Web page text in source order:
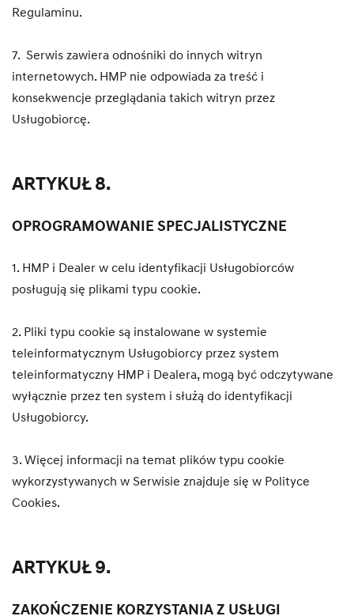
Regulaminu.
7. Serwis zawiera odnośniki do innych witryn
internetowych. HMP nie odpowiada za treść i
konsekwencje przeglądania takich witryn przez
Usługobiorcę.
ARTYKUŁ 8.
OPROGRAMOWANIE SPECJALISTYCZNE
1. HMP i Dealer w celu identyfikacji Usługobiorców
posługują się plikami typu cookie.
2. Pliki typu cookie są instalowane w systemie
teleinformatycznym Usługobiorcy przez system
teleinformatyczny HMP i Dealera, mogą być odczytywane
wyłącznie przez ten system i służą do identyfikacji
Usługobiorcy.
3. Więcej informacji na temat plików typu cookie
wykorzystywanych w Serwisie znajduje się w Polityce
Cookies.
ARTYKUŁ 9.
ZAKOŃCZENIE KORZYSTANIA Z USŁUGI